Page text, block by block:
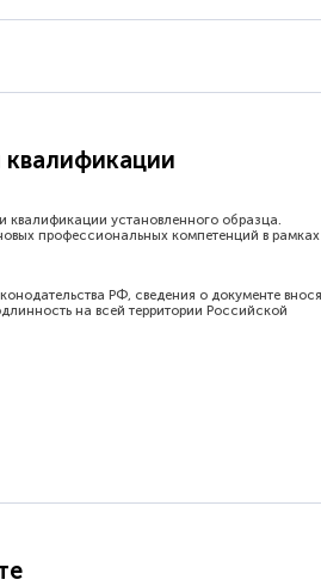
квалификации установленного образца.
профессиональных компетенций в рамках
РФ, сведения о документе
на всей территории Российской